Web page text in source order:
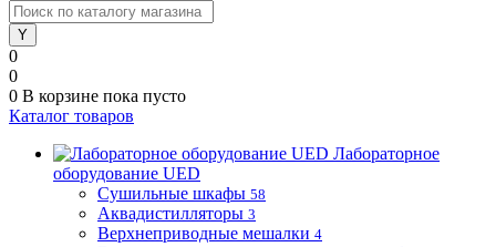
0
0
0 В корзине пока пусто
Каталог товаров
Лабораторное
оборудование UED
Сушильные шкафы 58
Аквадистилляторы 3
Верхнеприводные мешалки 4